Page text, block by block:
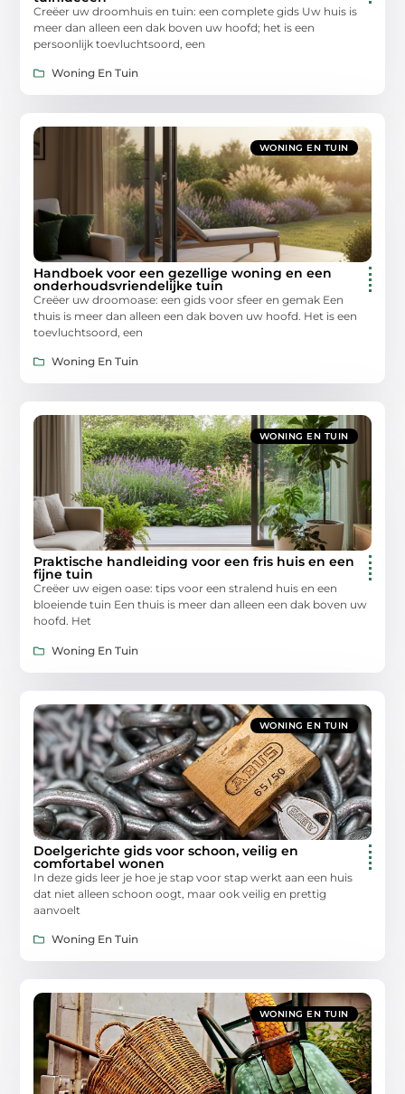
Creëer uw droomhuis en tuin: een complete gids Uw huis is
meer dan alleen een dak boven uw hoofd; het is een
persoonlijk toevluchtsoord, een
Woning En Tuin
WONING EN TUIN
Handboek voor een gezellige woning en een
onderhoudsvriendelijke tuin
Creëer uw droomoase: een gids voor sfeer en gemak Een
thuis is meer dan alleen een dak boven uw hoofd. Het is een
toevluchtsoord, een
Woning En Tuin
WONING EN TUIN
Praktische handleiding voor een fris huis en een
fijne tuin
Creëer uw eigen oase: tips voor een stralend huis en een
bloeiende tuin Een thuis is meer dan alleen een dak boven uw
hoofd. Het
Woning En Tuin
WONING EN TUIN
Doelgerichte gids voor schoon, veilig en
comfortabel wonen
In deze gids leer je hoe je stap voor stap werkt aan een huis
dat niet alleen schoon oogt, maar ook veilig en prettig
aanvoelt
Woning En Tuin
WONING EN TUIN